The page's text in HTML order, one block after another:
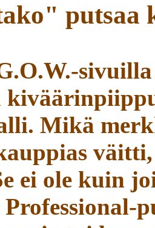
putsaa
Mikä
ei ole kuin